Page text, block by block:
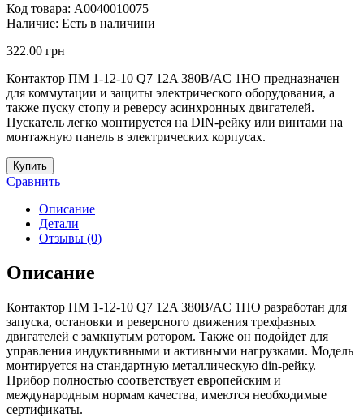
Код товара: A0040010075
Наличие: Есть в наличини
322.00 грн
Контактор ПМ 1-12-10 Q7 12A 380B/AC 1НО предназначен
для коммутации и защиты электрического оборудования, а
также пуску стопу и реверсу асинхронных двигателей.
Пускатель легко монтируется на DIN-рейку или винтами на
монтажную панель в электрических корпусах.
Купить
Сравнить
Описание
Детали
Отзывы (0)
Описание
Контактор ПМ 1-12-10 Q7 12A 380B/AC 1НО разработан для
запуска, остановки и реверсного движения трехфазных
двигателей с замкнутым ротором. Также он подойдет для
управления индуктивными и активными нагрузками. Модель
монтируется на стандартную металлическую din-рейку.
Прибор полностью соответствует европейским и
международным нормам качества, имеются необходимые
сертификаты.